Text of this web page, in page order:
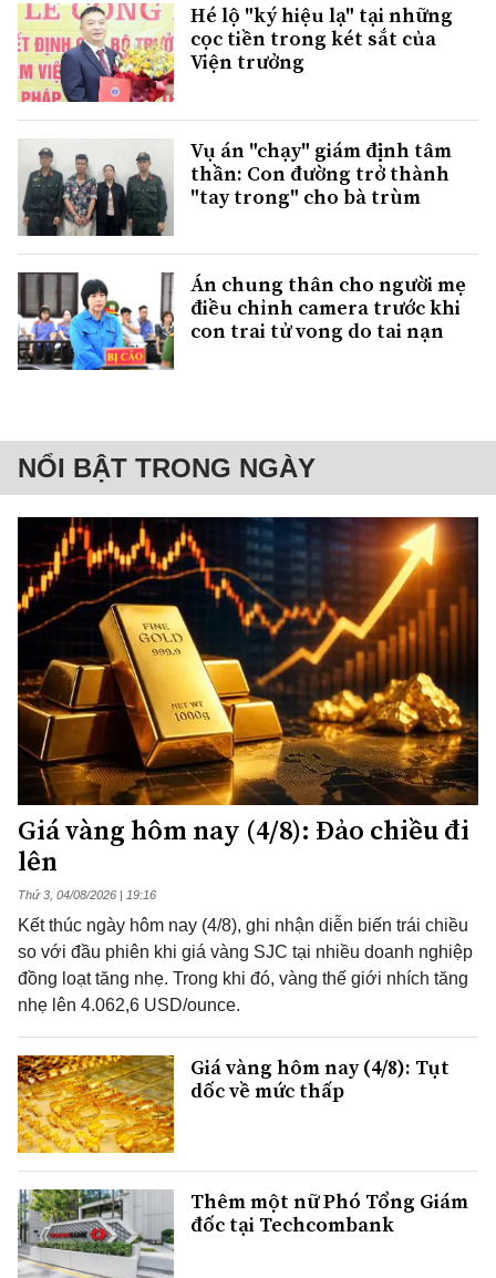
Hé lộ "ký hiệu lạ" tại những
cọc tiền trong két sắt của
Viện trưởng
Vụ án "chạy" giám định tâm
thần: Con đường trở thành
"tay trong" cho bà trùm
Án chung thân cho người mẹ
điều chỉnh camera trước khi
con trai tử vong do tai nạn
NỔI BẬT TRONG NGÀY
Giá vàng hôm nay (4/8): Đảo chiều đi
lên
Thứ 3, 04/08/2026 | 19:16
Kết thúc ngày hôm nay (4/8), ghi nhận diễn biến trái chiều
so với đầu phiên khi giá vàng SJC tại nhiều doanh nghiệp
đồng loạt tăng nhẹ. Trong khi đó, vàng thế giới nhích tăng
nhẹ lên 4.062,6 USD/ounce.
Giá vàng hôm nay (4/8): Tụt
dốc về mức thấp
Thêm một nữ Phó Tổng Giám
đốc tại Techcombank